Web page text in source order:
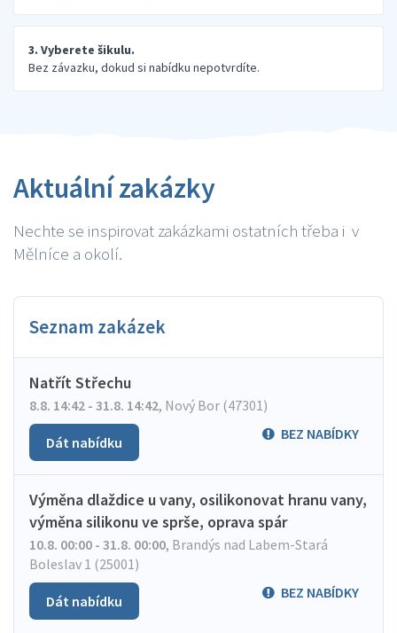
3. Vyberete šikulu.
Bez závazku, dokud si nabídku nepotvrdíte.
Aktuální zakázky
Nechte se inspirovat zakázkami ostatních třeba i v
Mělníce a okolí.
Seznam zakázek
Natřít Střechu
8.8. 14:42 - 31.8. 14:42, Nový Bor (47301)
BEZ NABÍDKY
Dát nabídku
Výměna dlaždice u vany, osilikonovat hranu vany,
výměna silikonu ve sprše, oprava spár
10.8. 00:00 - 31.8. 00:00, Brandýs nad Labem-Stará
Boleslav 1 (25001)
BEZ NABÍDKY
Dát nabídku